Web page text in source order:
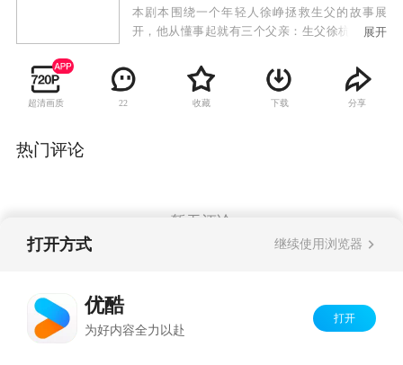
本剧本围绕一个年轻人徐峥拯救生父的故事展
开，他从懂事起就有三个父亲：生父徐杭州、养
一对有着多年恩怨的两大医药行业巨头，他的生
父目前正在为其义父陈万里所在的集团进行一项
重要研究。2008年秋，一个陌生的电话打乱了他
展开
超清画质 22 收藏 下载 分享
热门评论
暂无评论
打开方式 继续使用浏览器
优酷
为好内容全力以赴
打开